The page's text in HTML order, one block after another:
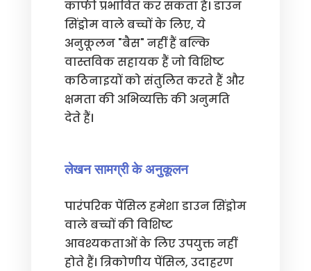
काफी प्रभावित कर सकता है। डाउन
सिंड्रोम वाले बच्चों के लिए, ये
अनुकूलन "बैस" नहीं हैं बल्कि
वास्तविक सहायक हैं जो विशिष्ट
कठिनाइयों को संतुलित करते हैं और
क्षमता की अभिव्यक्ति की अनुमति
देते हैं।
लेखन सामग्री के अनुकूलन
पारंपरिक पेंसिल हमेशा डाउन सिंड्रोम
वाले बच्चों की विशिष्ट
आवश्यकताओं के लिए उपयुक्त नहीं
होते हैं। त्रिकोणीय पेंसिल, उदाहरण